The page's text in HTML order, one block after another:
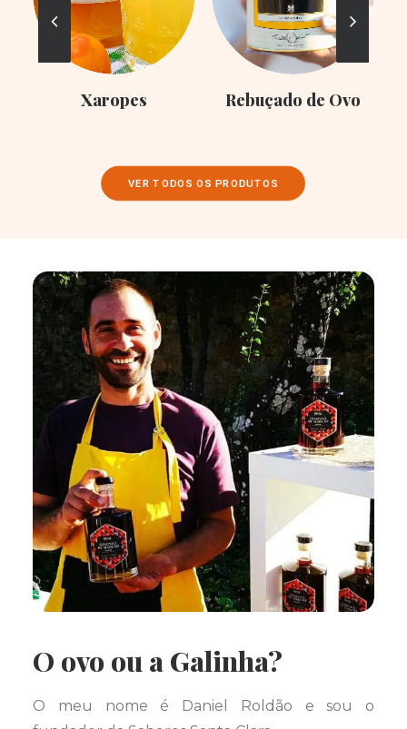
Xaropes Rebuçado de Ovo
VER TODOS OS PRODUTOS
O ovo ou a Galinha?
O meu nome é Daniel Roldão e sou o